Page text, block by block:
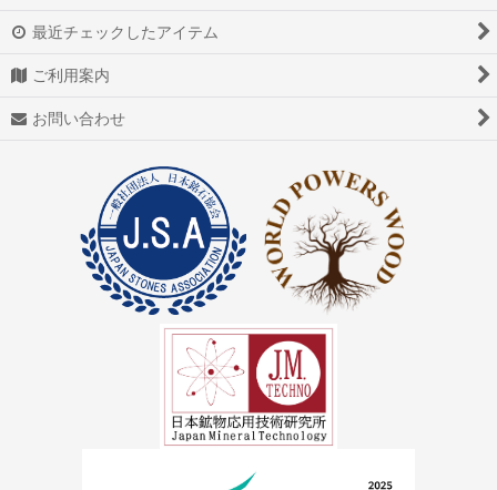
アゼツライト
アフガナイト
アップルグリーンファントム
アベンチュリン
最近チェックしたアイテム
ご利用案内
お問い合わせ